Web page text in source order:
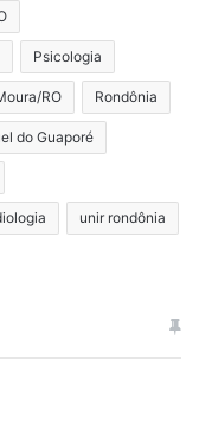
Psicologia
RO Rondônia
do Guaporé
unir rondônia